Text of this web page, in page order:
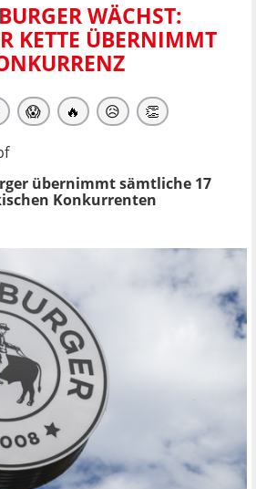
WÄCHST:
KETTE ÜBERNIMMT
😱 🔥 😥 👏
übernimmt sämtliche 17
Konkurrenten